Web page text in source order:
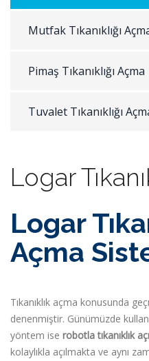
Mutfak Tıkanıklığı
Pimaş Tıkanıklığı Açma
Tuvalet Tıkanıklığı
Logar
Logar
Açma
Tıkanıklık açma konusunda
denenmiştir. Günümüzde
yöntem ise robotla tıkanıklık
kolaylıkla açılmakta ve aynı